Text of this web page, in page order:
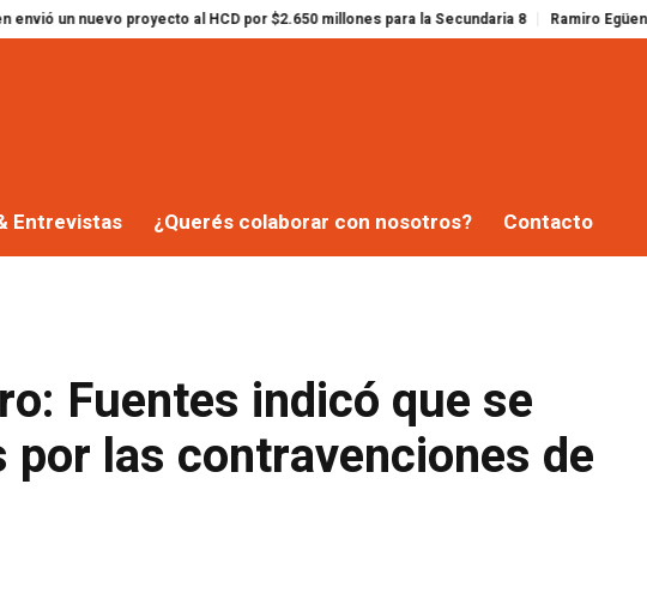
proyecto al HCD por $2.650 millones para la Secundaria 8 Ramiro Egüen participó
Entrevistas ¿Querés colaborar con nosotros? Contacto
Fuentes indicó que se
las contravenciones de